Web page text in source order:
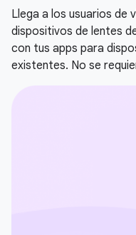
Llega a los usuarios de
dispositivos de lentes
con tus apps para
existentes. No se